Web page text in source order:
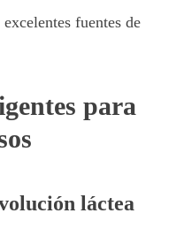
excelentes fuentes de
para
láctea